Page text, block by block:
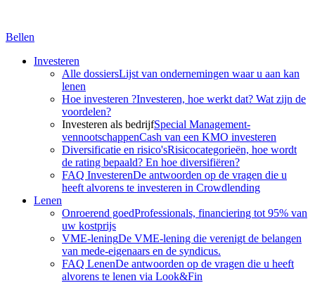
Bellen
Investeren
Alle dossiersLijst van ondernemingen waar u aan kan
lenen
Hoe investeren ?Investeren, hoe werkt dat? Wat zijn de
voordelen?
Investeren als bedrijfSpecial Management-
vennootschappenCash van een KMO investeren
Diversificatie en risico'sRisicocategorieën, hoe wordt
de rating bepaald? En hoe diversifiëren?
FAQ InvesterenDe antwoorden op de vragen die u
heeft alvorens te investeren in Crowdlending
Lenen
Onroerend goedProfessionals, financiering tot 95% van
uw kostprijs
VME-leningDe VME-lening die verenigt de belangen
van mede-eigenaars en de syndicus.
FAQ LenenDe antwoorden op de vragen die u heeft
alvorens te lenen via Look&Fin